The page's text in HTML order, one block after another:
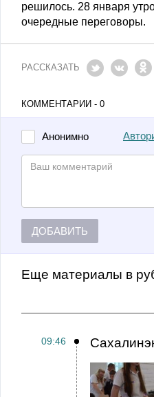
решилось. 28 января
очередные переговоры.
РАССКАЗАТЬ
КОММЕНТАРИИ - 0
Анонимно
ДОБАВИТЬ
Еще материалы в
09:46